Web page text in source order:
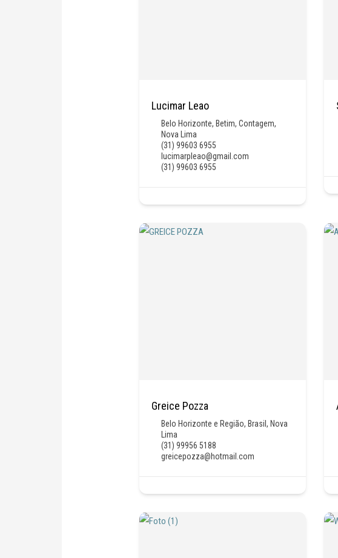
Lucimar Leao
Belo Horizonte, Betim,Contagem,
Nova Lima
(31) 99603 6955
lucimarpleao@gmail.com
(31) 99603 6955
Greice Pozza
Belo Horizonte e Região, Brasil, Nova
Lima
(31) 99956 5188
greicepozza@hotmail.com